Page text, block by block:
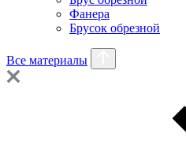
Фанера
Брусок обрезной
Все материалы